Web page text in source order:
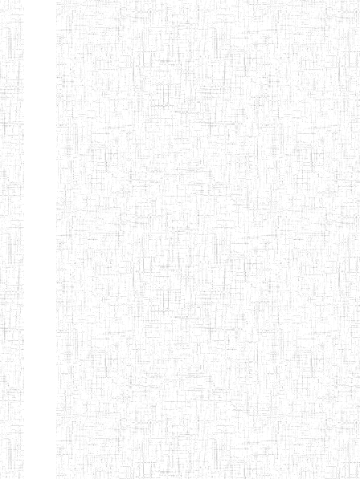
Afficher Page 12 sur 13 Total: 307
Début Préc. 4 5 6 7 8
9
13
Suivant Fin
D'AMBAM
GTTC BUEA 15/09/1986 ENIEG Public
GTTC LIMBE 08/09/2003 ENIEG Public
Etablissements
d'enseignement
secondaire
technique